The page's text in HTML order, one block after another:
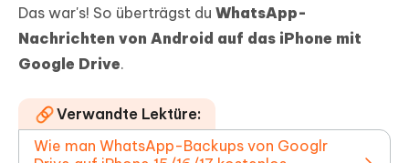
Das war's! So überträgst du WhatsApp-
Nachrichten von Android auf das iPhone mit
Google Drive.
Verwandte Lektüre:
Wie man WhatsApp-Backups von Googlr